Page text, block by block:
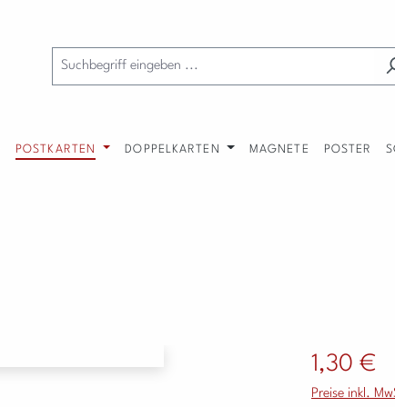
POSTKARTEN DOPPELKARTEN MAGNETE POSTER
Regulärer Preis:
1,30 €
Preise inkl.